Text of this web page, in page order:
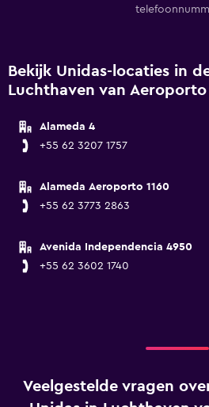
Bekijk Unidas-locaties in
Luchthaven van
Alameda 4
+55 62 3207 1757
Alameda Aeroporto 1160
+55 62 3773 2863
Avenida Independencia 4950
+55 62 3602 1740
Veelgestelde vragen